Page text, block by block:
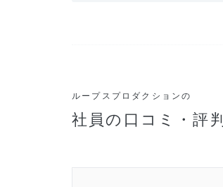
ループスプロダクションの
社員の口コミ・評判